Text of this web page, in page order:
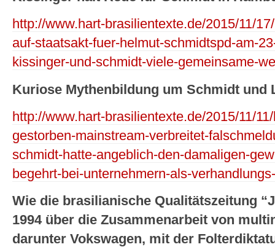
http://www.hart-brasilientexte.de/2015/11/
auf-staatsakt-fuer-helmut-schmidtspd-am-
kissinger-und-schmidt-viele-gemeinsame-
Kuriose Mythenbildung um Schmidt und
http://www.hart-brasilientexte.de/2015/11/
gestorben-mainstream-verbreitet-
schmidt-hatte-angeblich-den-damaligen-
begehrt-bei-unternehmern-als-
Wie die brasilianische Qualitätszeitung
1994 über die Zusammenarbeit von
darunter Vokswagen, mit der